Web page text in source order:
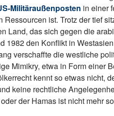
Militäraußenposten in einer
Ressourcen ist. Trotz der tief
Land, das sich gegen die
1982 den Konflikt in
verschaffte die westliche
Mimikry, etwa in Form einer
kennt so etwas nicht,
keine rechtliche
der Hamas ist nicht mehr